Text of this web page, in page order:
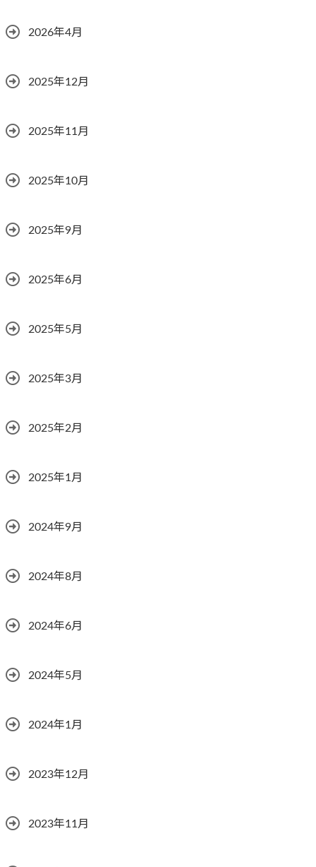
2026年4月
2025年12月
2025年11月
2025年10月
2025年9月
2025年6月
2025年5月
2025年3月
2025年2月
2025年1月
2024年9月
2024年8月
2024年6月
2024年5月
2024年1月
2023年12月
2023年11月